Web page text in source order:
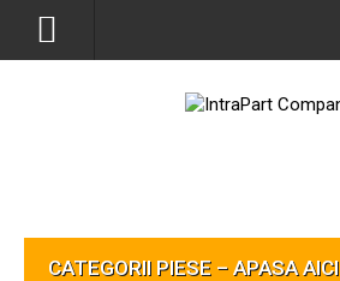
CATEGORII PIESE – APASA AICI